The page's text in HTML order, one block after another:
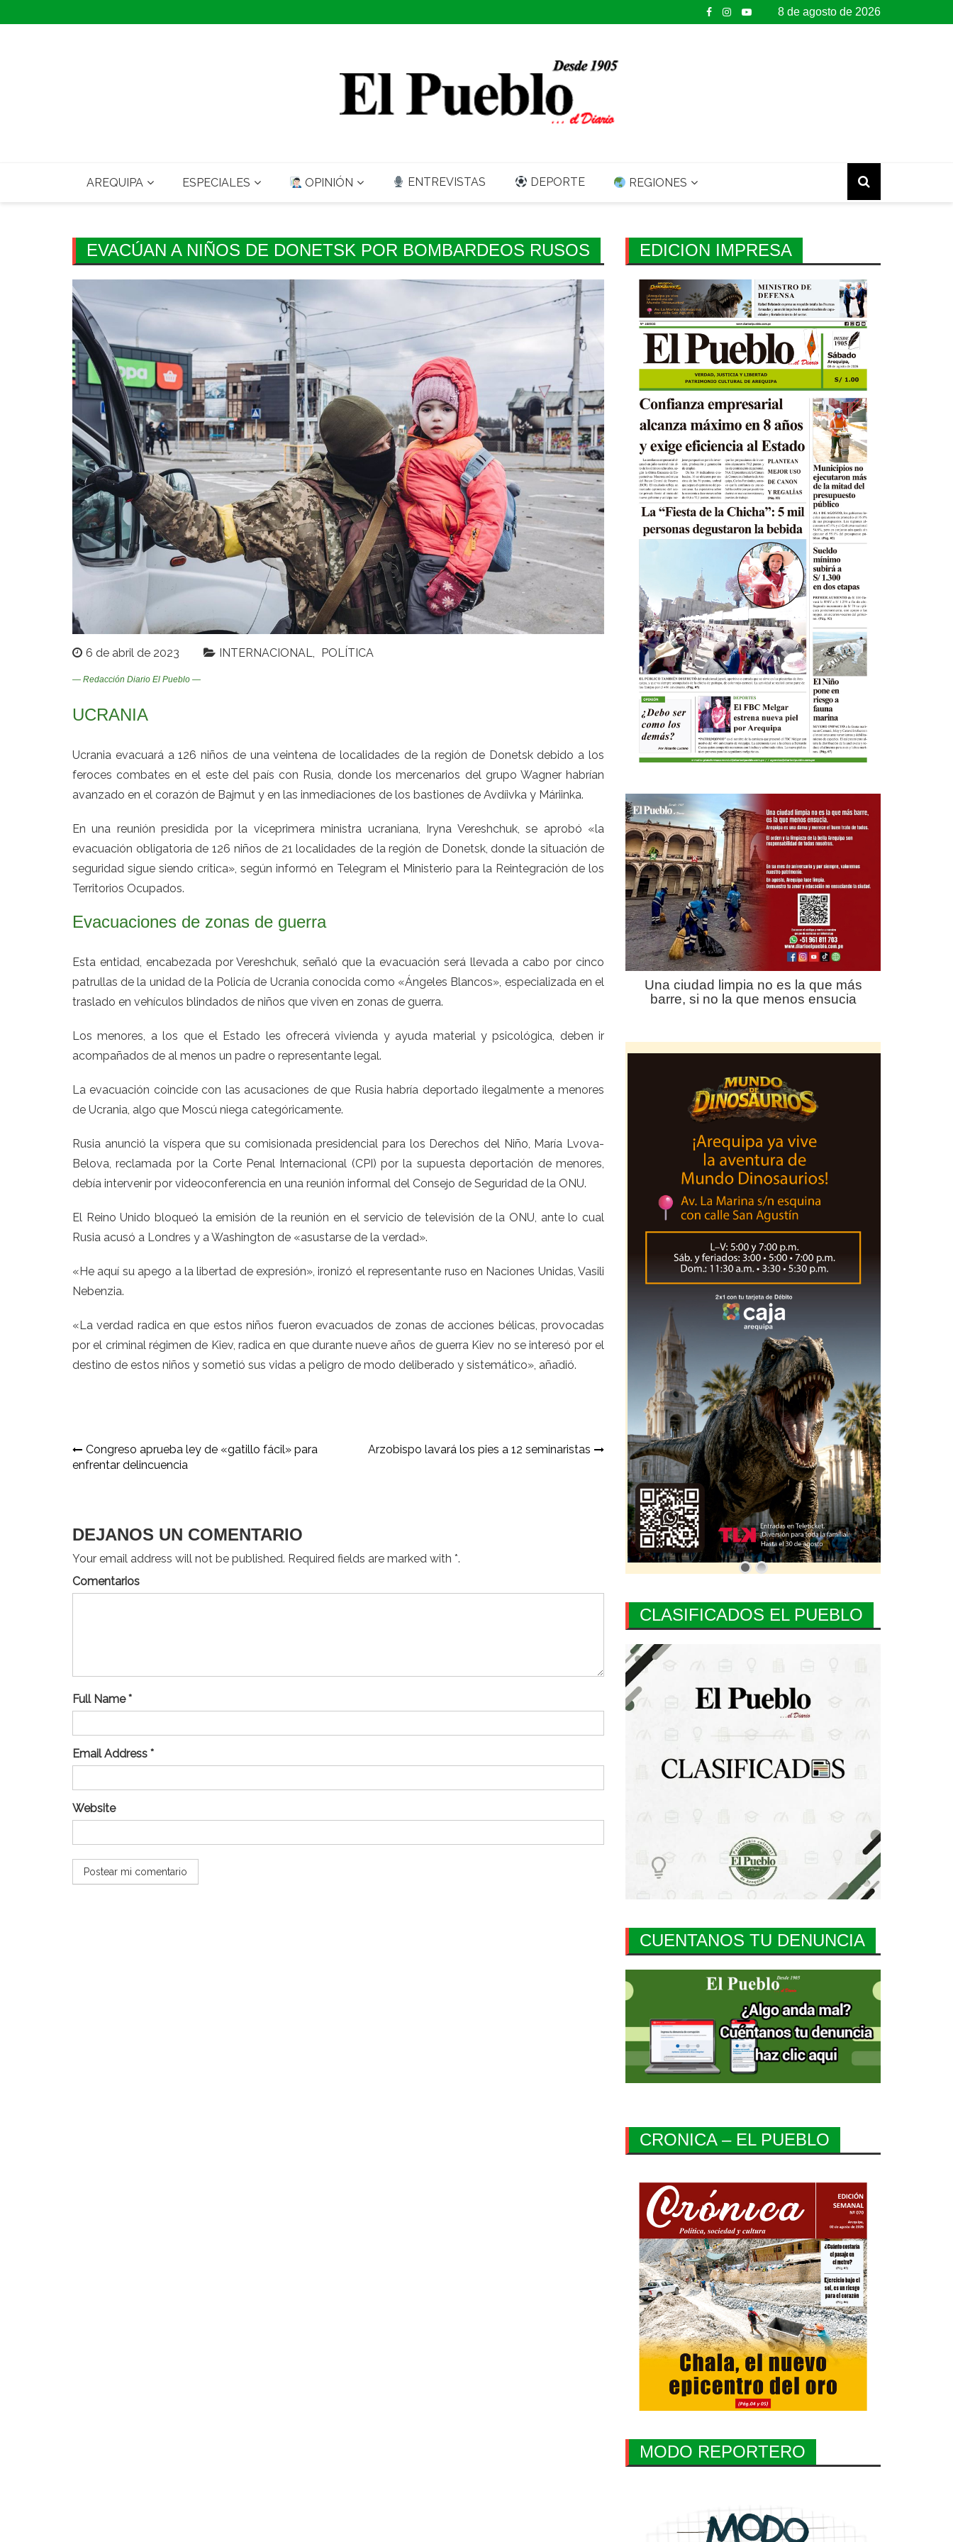
to
8 de agosto de 2026
AREQUIPA ESPECIALES OPINIÓN ENTREVISTAS DEPORTE REGIONES
EVACÚAN A NIÑOS DE DONETSK POR BOMBARDEOS RUSOS
6 de abril de 2023 INTERNACIONAL POLÍTICA
— Redacción Diario El Pueblo —
UCRANIA
Ucrania evacuará a 126 niños de una veintena de localidades de la región de Donetsk debido a los
feroces combates en el este del país con Rusia, donde los mercenarios del grupo Wagner habrían
avanzado en el corazón de Bajmut y en las inmediaciones de los bastiones de Avdíivka y Máriinka.
En una reunión presidida por la viceprimera ministra ucraniana, Iryna Vereshchuk, se aprobó «la
evacuación obligatoria de 126 niños de 21 localidades de la región de Donetsk, donde la situación de
seguridad sigue siendo crítica», según informó en Telegram el Ministerio para la Reintegración de los
Territorios Ocupados.
Evacuaciones de zonas de guerra
Esta entidad, encabezada por Vereshchuk, señaló que la evacuación será llevada a cabo por cinco
patrullas de la unidad de la Policía de Ucrania conocida como «Ángeles Blancos», especializada en el
traslado en vehículos blindados de niños que viven en zonas de guerra.
Los menores, a los que el Estado les ofrecerá vivienda y ayuda material y psicológica, deben ir
acompañados de al menos un padre o representante legal.
La evacuación coincide con las acusaciones de que Rusia habría deportado ilegalmente a menores
de Ucrania, algo que Moscú niega categóricamente.
Rusia anunció la víspera que su comisionada presidencial para los Derechos del Niño, María Lvova-
Belova, reclamada por la Corte Penal Internacional (CPI) por la supuesta deportación de menores,
debía intervenir por videoconferencia en una reunión informal del Consejo de Seguridad de la ONU.
El Reino Unido bloqueó la emisión de la reunión en el servicio de televisión de la ONU, ante lo cual
Rusia acusó a Londres y a Washington de «asustarse de la verdad».
«He aquí su apego a la libertad de expresión», ironizó el representante ruso en Naciones Unidas, Vasili
Nebenzia.
«La verdad radica en que estos niños fueron evacuados de zonas de acciones bélicas, provocadas
por el criminal régimen de Kiev, radica en que durante nueve años de guerra Kiev no se interesó por el
destino de estos niños y sometió sus vidas a peligro de modo deliberado y sistemático», añadió.
Navegación
de
Congreso aprueba ley de «gatillo fácil» para
enfrentar delincuencia
Arzobispo lavará los pies a 12 seminaristas
DEJANOS UN COMENTARIO
Your email address will not be published. Required fields are marked with *.
Comentarios
Full Name *
Email Address *
Website
EDICION IMPRESA
Una ciudad limpia no es la que más
barre, si no la que menos ensucia
CLASIFICADOS EL PUEBLO
CUENTANOS TU DENUNCIA
CRONICA – EL PUEBLO
MODO REPORTERO